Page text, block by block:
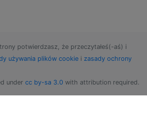
potwierdzasz, że przeczytałeś(-aś) i
używania plików cookie i zasady ochrony
under cc by-sa 3.0 with attribution required.